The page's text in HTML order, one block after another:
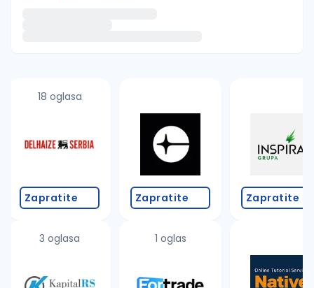
proverite pravopisne greške (koristite č, ć, š, đ,
povećajte radijus za odabrani grad
promenite odabrane filtere pretrage
18 oglasa
Zapratite
3 oglasa
Zapratite
1 oglas
Zapratite